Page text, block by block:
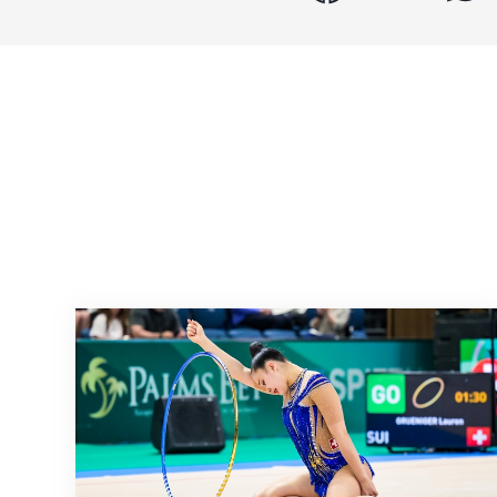
Nächster Halt: Weltmeisterschaft